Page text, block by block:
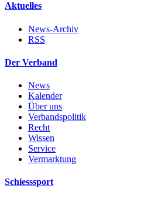
Aktuelles
News-Archiv
RSS
Der Verband
News
Kalender
Über uns
Verbandspolitik
Recht
Wissen
Service
Vermarktung
Schiesssport